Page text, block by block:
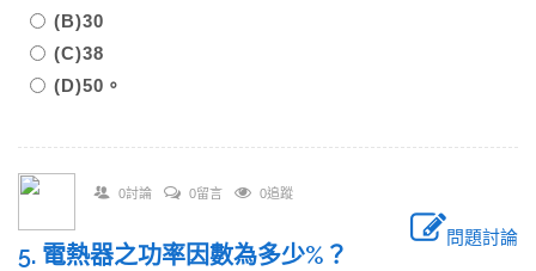
(B)30
(C)38
(D)50。
0討論 0留言 0追蹤
問題討論
5. 電熱器之功率因數為多少%？